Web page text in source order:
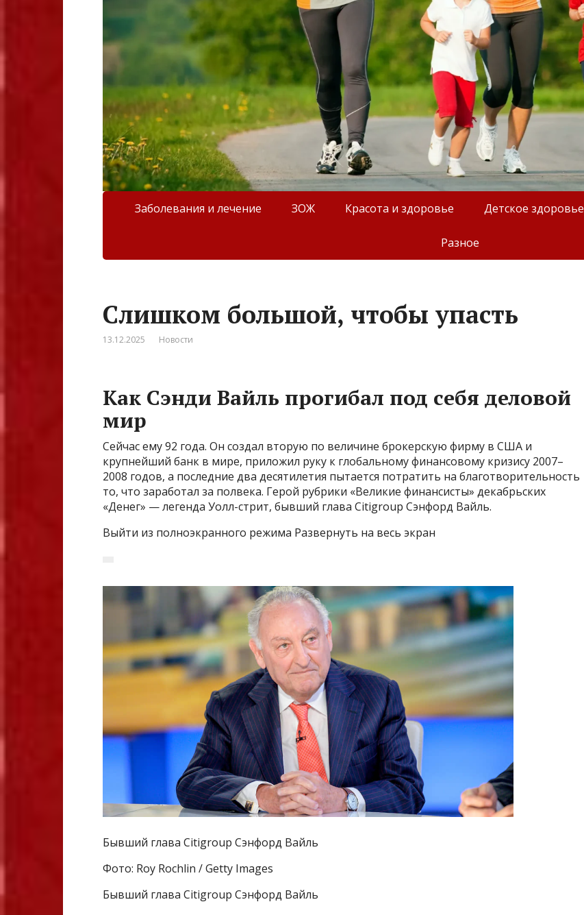
Заболевания и лечение ЗОЖ Красота и здоровье Детское здоровье
Разное
Слишком большой, чтобы упасть
13.12.2025 Новости
Как Сэнди Вайль прогибал под себя деловой
мир
Сейчас ему 92 года. Он создал вторую по величине брокерскую фирму в США и
крупнейший банк в мире, приложил руку к глобальному финансовому кризису 2007–
2008 годов, а последние два десятилетия пытается потратить на благотворительность
то, что заработал за полвека. Герой рубрики «Великие финансисты» декабрьских
«Денег» — легенда Уолл-стрит, бывший глава Citigroup Сэнфорд Вайль.
Выйти из полноэкранного режима Развернуть на весь экран
Бывший глава Citigroup Сэнфорд Вайль
Фото: Roy Rochlin / Getty Images
Бывший глава Citigroup Сэнфорд Вайль